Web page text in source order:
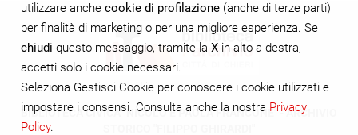
BIBLIOTECA CIVICA "NICOLÒ E PAOLA FRANCONE" - ARCHIVIO
utilizzare anche cookie di profilazione(anche di terze parti)
per finalità di marketing o per una migliore esperienza. Se
chiudi questo messaggio, tramite la Xin alto a destra,
accetti solo i cookie necessari.
Seleziona Gestisci Cookie per conoscere i cookie utilizzati e
impostare i consensi. Consulta anche la nostra Privacy
Policy.